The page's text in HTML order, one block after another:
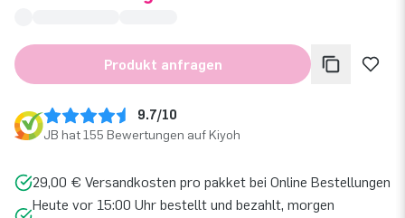
Produkt anfragen
9.7/10
JB hat 155 Bewertungen auf Kiyoh
29,00 € Versandkosten pro pakket bei Online Bestellungen
Heute vor 15:00 Uhr bestellt und bezahlt, morgen